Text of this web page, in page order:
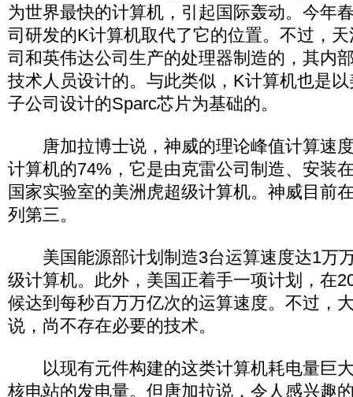
为世界最快的计算机，引起国际轰动。今年
司研发的K计算机取代了它的位置。不过，
司和英伟达公司生产的处理器制造的，其内
技术人员设计的。与此类似，K计算机也是
子公司设计的Sparc芯片为基础的。
唐加拉博士说，神威的理论峰值计算速
计算机的74%，它是由克雷公司制造、安装
国家实验室的美洲虎超级计算机。神威目前
列第三。
美国能源部计划制造3台运算速度达1万
级计算机。此外，美国正着手一项计划，在
候达到每秒百万万亿次的运算速度。不过，
说，尚不存在必要的技术。
以现有元件构建的这类计算机耗电量巨
核电站的发电量。但唐加拉说，令人感兴趣